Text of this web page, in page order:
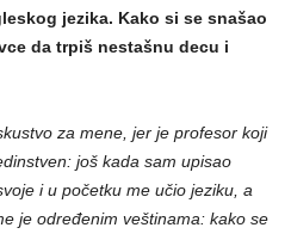
jezika. Kako si se snašao
da trpiš nestašnu decu i
za mene, jer je profesor koji
još kada sam upisao
i u početku me učio jeziku, a
je određenim veštinama: kako se